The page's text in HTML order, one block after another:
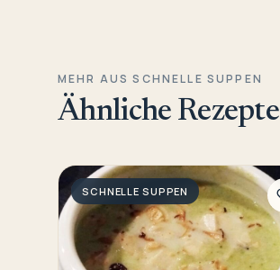
MEHR AUS SCHNELLE SUPPEN
Ähnliche Rezepte
SCHNELLE SUPPEN